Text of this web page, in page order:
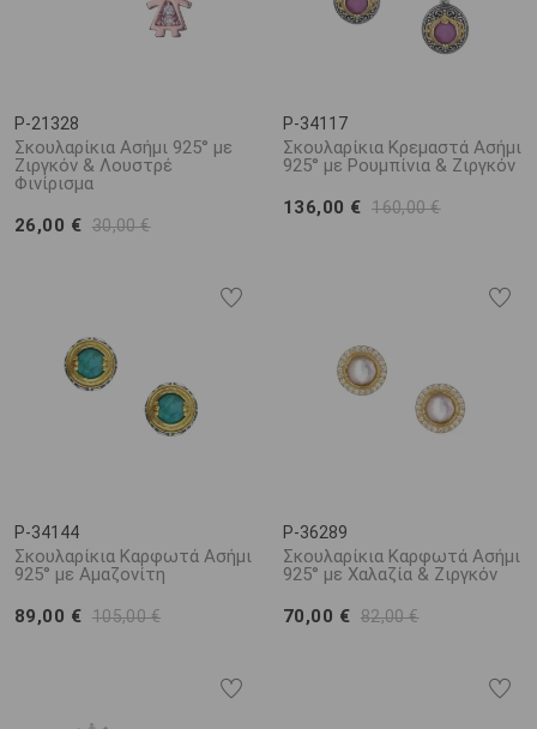
P-21328
Σκουλαρίκια Ασήμι 925° με
Ζιργκόν & Λουστρέ
Φινίρισμα
26,00 € 30,00 €
P-34117
Σκουλαρίκια Κρεμαστά Ασήμι
925° με Ρουμπίνια & Ζιργκόν
136,00 € 160,00 €
P-34144
Σκουλαρίκια Καρφωτά Ασήμι
925° με Αμαζονίτη
89,00 € 105,00 €
P-36289
Σκουλαρίκια Καρφωτά Ασήμι
925° με Χαλαζία & Ζιργκόν
70,00 € 82,00 €